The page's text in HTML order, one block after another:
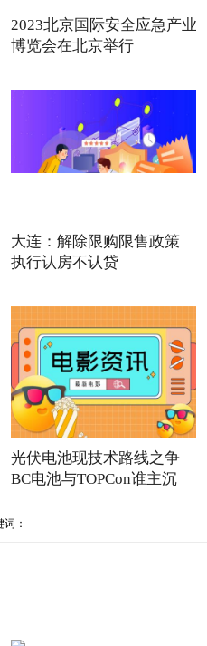
2023北京国际安全应急产业
博览会在北京举行
大连：解除限购限售政策
执行认房不认贷
光伏电池现技术路线之争
BC电池与TOPCon谁主沉
词：